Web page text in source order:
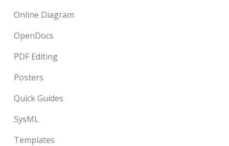
Online Diagram
OpenDocs
PDF Editing
Posters
Quick Guides
SysML
Templates